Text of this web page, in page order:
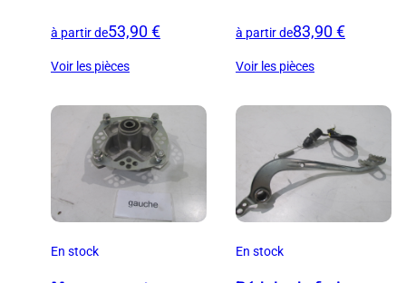
à partir de53,90 €
Voir les pièces
à partir de83,90 €
Voir les pièces
En stock En stock